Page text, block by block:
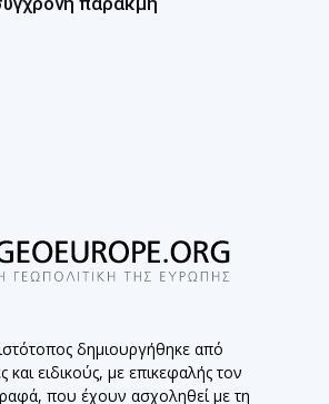
δημιουργήθηκε από
και ειδικούς, με επικεφαλής τον
που έχουν ασχοληθεί με τη